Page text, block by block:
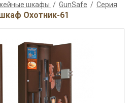
шкафы / GunSafe / Серия
Охотник-61